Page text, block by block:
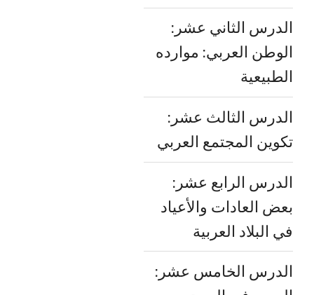
الدرس الثاني عشر:
الوطن العربي: موارده
الطبيعية
الدرس الثالث عشر:
تكوين المجتمع العربي
الدرس الرابع عشر:
بعض العادات والأعياد
في البلاد العربية
الدرس الخامس عشر: